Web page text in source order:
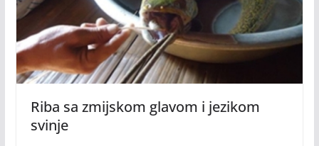
Riba sa zmijskom glavom i jezikom
svinje